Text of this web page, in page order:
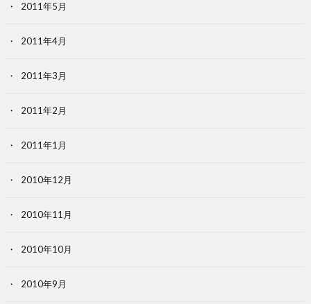
2011年5月
2011年4月
2011年3月
2011年2月
2011年1月
2010年12月
2010年11月
2010年10月
2010年9月